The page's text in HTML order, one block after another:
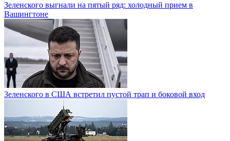
Зеленского выгнали на пятый ряд: холодный прием в
Вашингтоне
Зеленского в США встретил пустой трап и боковой вход